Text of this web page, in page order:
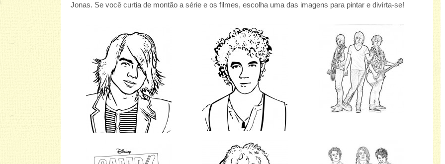
Jonas. Se você curtia de montão a série e os filmes, escolha uma das imagens para pintar e divirta-se!